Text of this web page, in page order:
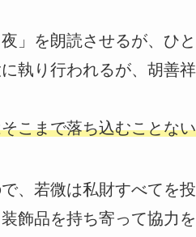
」を朗読させるが、ひと
執り行われるが、胡善
こまで落ち込むことな
、若微は私財すべてを
飾品を持ち寄って協力